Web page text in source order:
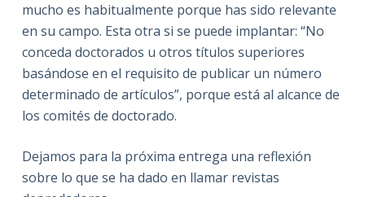
mucho es habitualmente porque has sido relevante
en su campo. Esta otra si se puede implantar: “No
conceda doctorados u otros títulos superiores
basándose en el requisito de publicar un número
determinado de artículos”, porque está al alcance de
los comités de doctorado.
Dejamos para la próxima entrega una reflexión
sobre lo que se ha dado en llamar revistas